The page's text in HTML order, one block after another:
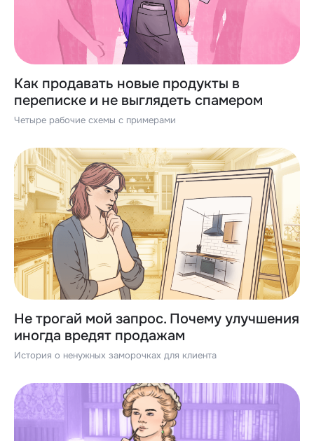
Как продавать новые продукты в
переписке и не выглядеть спамером
Четыре рабочие схемы с примерами
Не трогай мой запрос. Почему улучшения
иногда вредят продажам
История о ненужных заморочках для клиента